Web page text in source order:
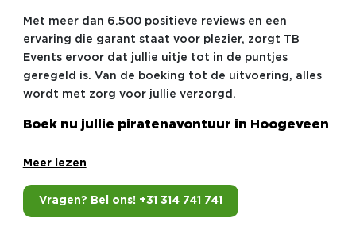
Met meer dan 6.500 positieve reviews en een
ervaring die garant staat voor plezier, zorgt TB
Events ervoor dat jullie uitje tot in de puntjes
geregeld is. Van de boeking tot de uitvoering, alles
wordt met zorg voor jullie verzorgd.
Boek nu jullie piratenavontuur in Hoogeveen
Meer lezen
Vragen? Bel ons! +31 314 741 741